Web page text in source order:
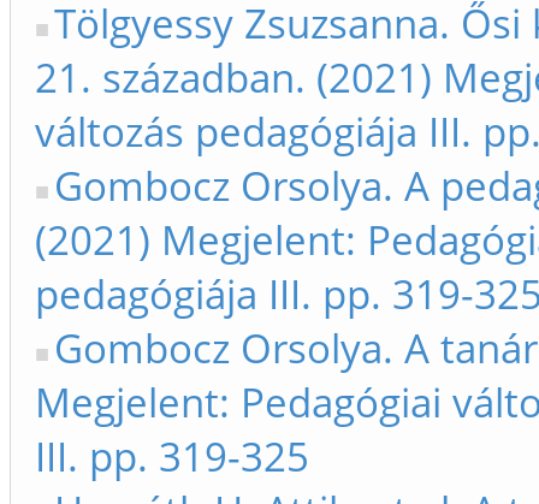
Tölgyessy Zsuzsanna.
21. században. (2021)
változás pedagógiája III.
Gombocz Orsolya. A
(2021) Megjelent:
pedagógiája III. pp. 319-
Gombocz Orsolya. A
Megjelent: Pedagógiai
III. pp. 319-325